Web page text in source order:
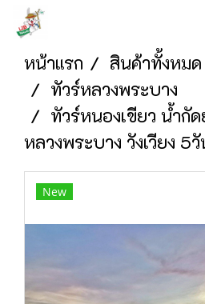
หน้าแรก
สินค้าทั้งหมด
ทัวร์หลวงพระบาง
ทัวร์หนองเขียว น้ำกั
หลวงพระบาง วังเวียง 5
New